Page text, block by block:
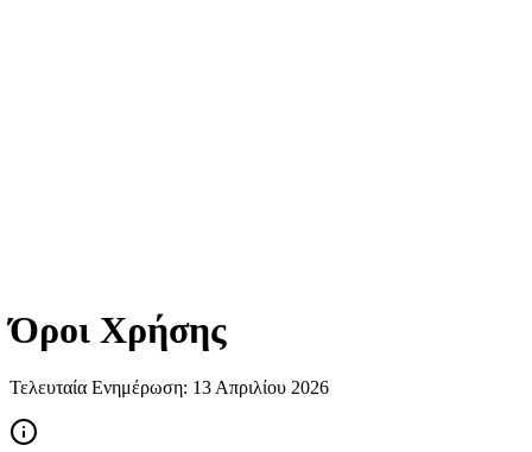
Όροι Χρήσης
Τελευταία Ενημέρωση: 13 Απριλίου 2026